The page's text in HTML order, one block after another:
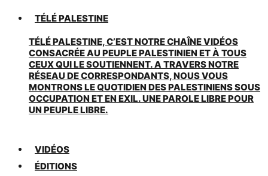
TÉLÉ PALESTINE
TÉLÉ PALESTINE, C’EST NOTRE CHAÎNE VIDÉOS
CONSACRÉE AU PEUPLE PALESTINIEN ET À TOUS
CEUX QUI LE SOUTIENNENT. A TRAVERS NOTRE
RÉSEAU DE CORRESPONDANTS, NOUS VOUS
MONTRONS LE QUOTIDIEN DES PALESTINIENS SOUS
OCCUPATION ET EN EXIL. UNE PAROLE LIBRE POUR
UN PEUPLE LIBRE.
VIDÉOS
ÉDITIONS